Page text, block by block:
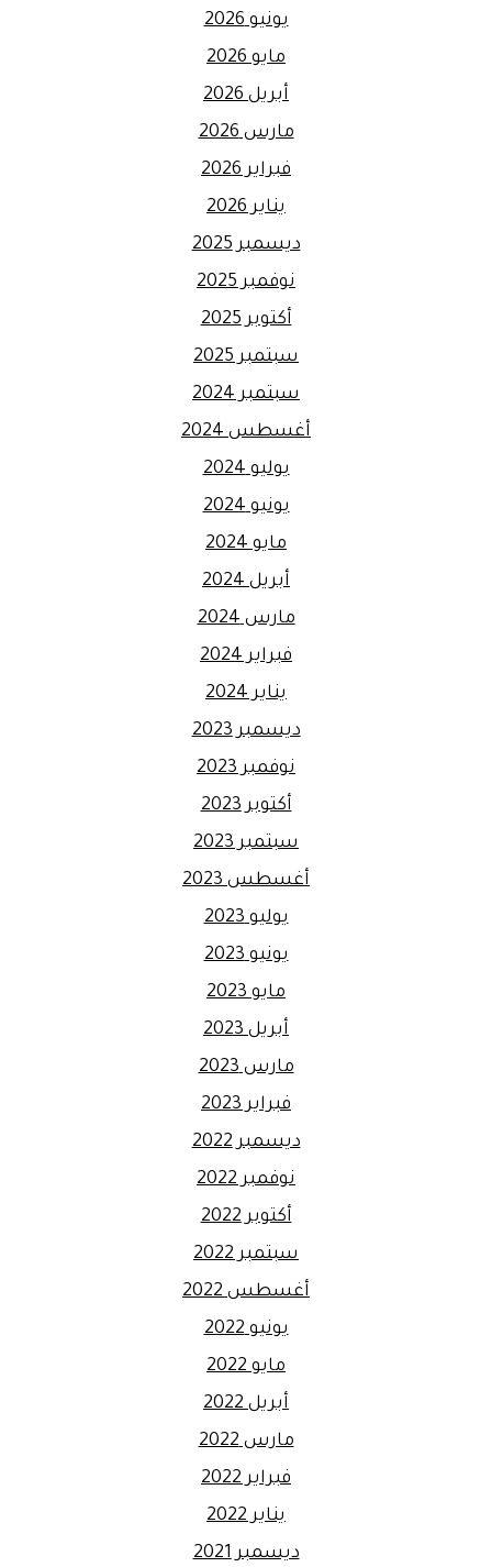
يونيو 2026
مايو 2026
أبريل 2026
مارس 2026
فبراير 2026
يناير 2026
ديسمبر 2025
نوفمبر 2025
أكتوبر 2025
سبتمبر 2025
سبتمبر 2024
أغسطس 2024
يوليو 2024
يونيو 2024
مايو 2024
أبريل 2024
مارس 2024
فبراير 2024
يناير 2024
ديسمبر 2023
نوفمبر 2023
أكتوبر 2023
سبتمبر 2023
أغسطس 2023
يوليو 2023
يونيو 2023
مايو 2023
أبريل 2023
مارس 2023
فبراير 2023
ديسمبر 2022
نوفمبر 2022
أكتوبر 2022
سبتمبر 2022
أغسطس 2022
يونيو 2022
مايو 2022
أبريل 2022
مارس 2022
فبراير 2022
يناير 2022
ديسمبر 2021